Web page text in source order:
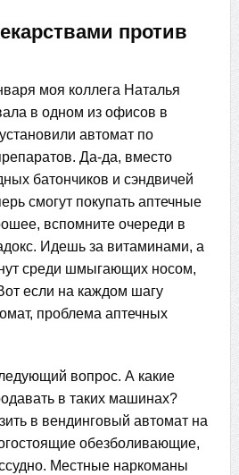
против
моя коллега Наталья
в одном из офисов в
автомат по
Да-да, вместо
батончиков и сэндвичей
смогут покупать аптечные
вспомните очереди в
Идешь за витаминами, а
среди шмыгающих носом,
если на каждом шагу
проблема аптечных
вопрос. А какие
в таких машинах?
в вендинговый автомат на
обезболивающие,
Местные наркоманы